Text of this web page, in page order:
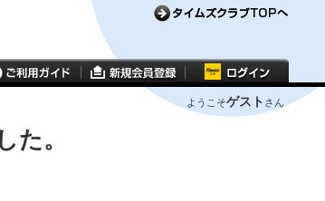
ようこそゲスト さん
た。